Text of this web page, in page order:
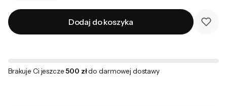
Dodaj do koszyka
Brakuje Ci jeszcze 500 złdo darmowej dostawy